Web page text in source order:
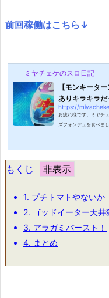
前回稼働はこちら↓
ミヤチェケのスロ日記
【モンキータ
ありキラキラ
https://
お疲れ様です、ミヤチ
ズフォンデュを食べま
いんだろうと思いつつ
かこの日は休日のマイホ
もくじ
1. プチトマトやないか
2. ゴッドイーター天井
3. アラガミバースト！
4. まとめ